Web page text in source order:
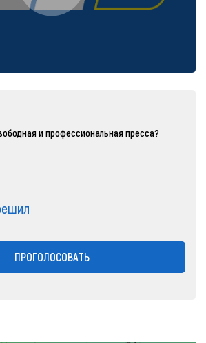
и профессиональная пресса?
ПРОГОЛОСОВАТЬ